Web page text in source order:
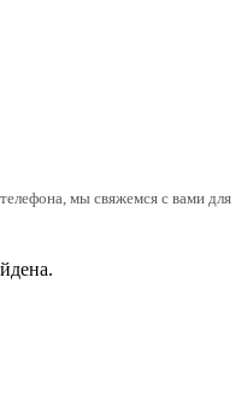
мы свяжемся с вами для